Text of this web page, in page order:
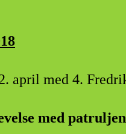
april med 4.
med